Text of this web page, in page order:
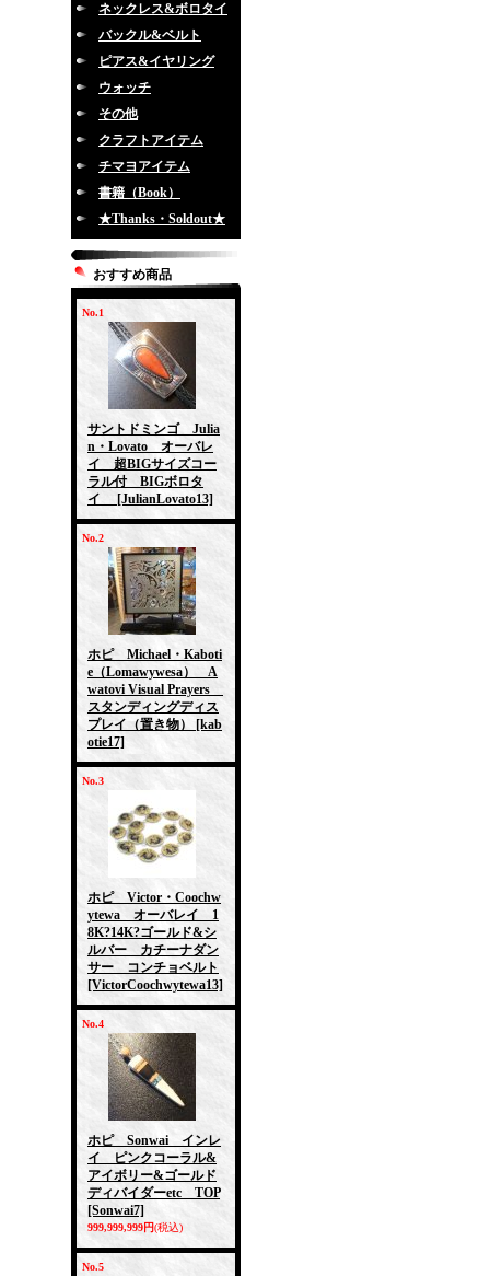
ネックレス&ボロタイ
バックル&ベルト
ピアス&イヤリング
ウォッチ
その他
クラフトアイテム
チマヨアイテム
書籍（Book）
★Thanks・Soldout★
おすすめ商品
No.1
サントドミンゴ Julia
n・Lovato オーバレ
イ 超BIGサイズコー
ラル付 BIGボロタ
イ
[JulianLovato13]
No.2
ホピ Michael・Kaboti
e（Lomawywesa） A
watovi Visual Prayers
スタンディングディス
プレイ（置き物）
[kab
otie17]
No.3
ホピ Victor・Coochw
ytewa オーバレイ 1
8K?14K?ゴールド&シ
ルバー カチーナダン
サー コンチョベルト
[VictorCoochwytewa13]
No.4
ホピ Sonwai インレ
イ ピンクコーラル&
アイボリー&ゴールド
ディバイダーetc TOP
[Sonwai7]
999,999,999円(税込)
No.5